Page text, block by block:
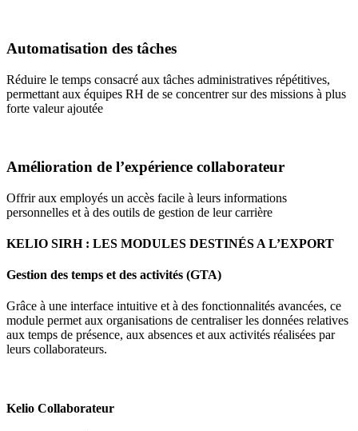
Automatisation des tâches
Réduire le temps consacré aux tâches administratives répétitives,
permettant aux équipes RH de se concentrer sur des missions à plus
forte valeur ajoutée
Amélioration de l’expérience collaborateur
Offrir aux employés un accès facile à leurs informations
personnelles et à des outils de gestion de leur carrière
KELIO SIRH : LES MODULES DESTINÉS A L’EXPORT
Gestion des temps et des activités (GTA)
Grâce à une interface intuitive et à des fonctionnalités avancées, ce
module permet aux organisations de centraliser les données relatives
aux temps de présence, aux absences et aux activités réalisées par
leurs collaborateurs.
Kelio Collaborateur